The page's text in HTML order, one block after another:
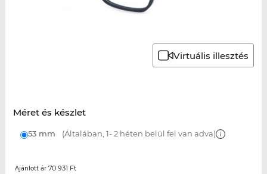
Virtuális illesztés
Méret és készlet
53 mm (Általában, 1- 2 héten belül fel van adva)
Ajánlott ár 70 931 Ft